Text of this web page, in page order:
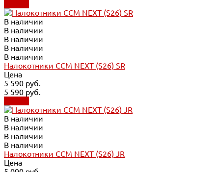
В наличии
В наличии
В наличии
В наличии
В наличии
Налокотники CCM NEXT (S26) SR
Цена
5 590 руб.
5 590 руб.
В наличии
В наличии
В наличии
В наличии
Налокотники CCM NEXT (S26) JR
Цена